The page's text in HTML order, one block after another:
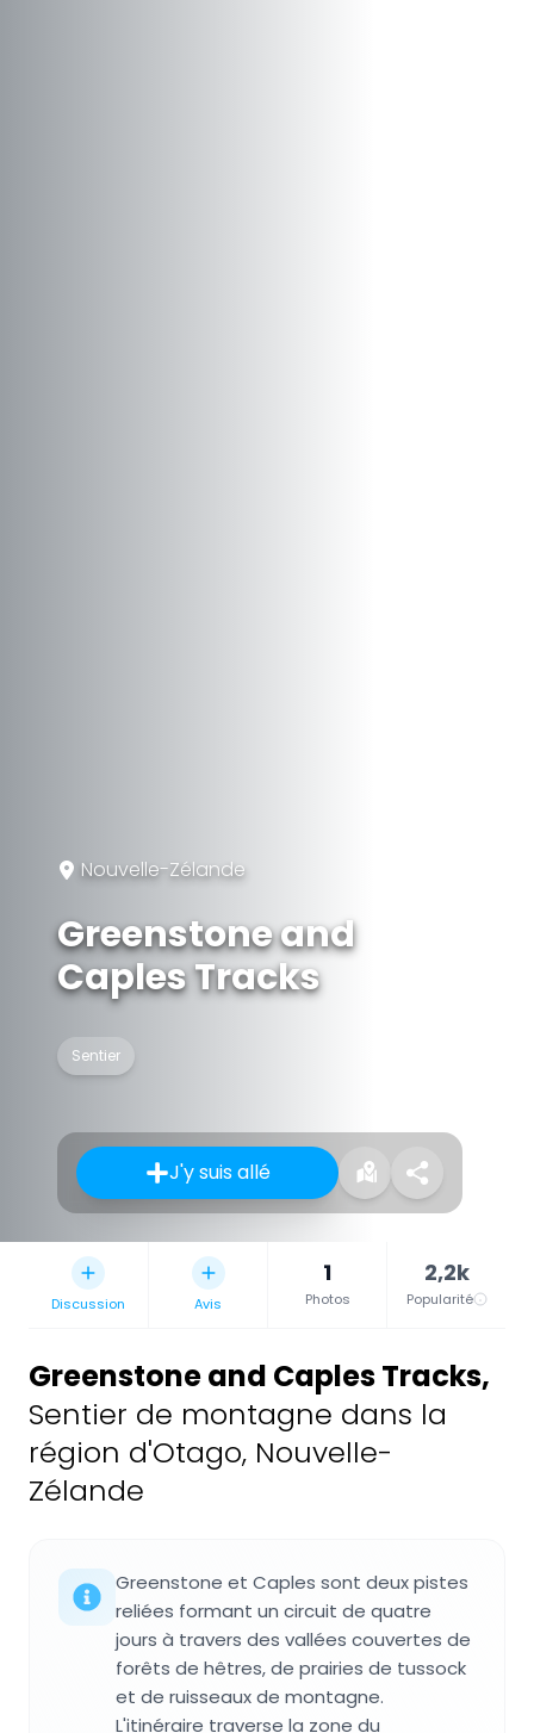
Nouvelle-Zélande
Greenstone and
Caples Tracks
Sentier
J'y suis allé
Discussion Avis
1
Photos
2,2k
Popularité
Greenstone and Caples Tracks,
Sentier de montagne dans la
région d'Otago, Nouvelle-
Zélande
Greenstone et Caples sont deux pistes
reliées formant un circuit de quatre
jours à travers des vallées couvertes de
forêts de hêtres, de prairies de tussock
et de ruisseaux de montagne.
L'itinéraire traverse la zone du